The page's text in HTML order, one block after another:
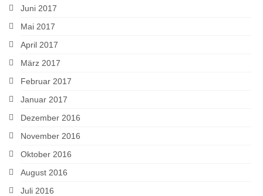
Juni 2017
Mai 2017
April 2017
März 2017
Februar 2017
Januar 2017
Dezember 2016
November 2016
Oktober 2016
August 2016
Juli 2016